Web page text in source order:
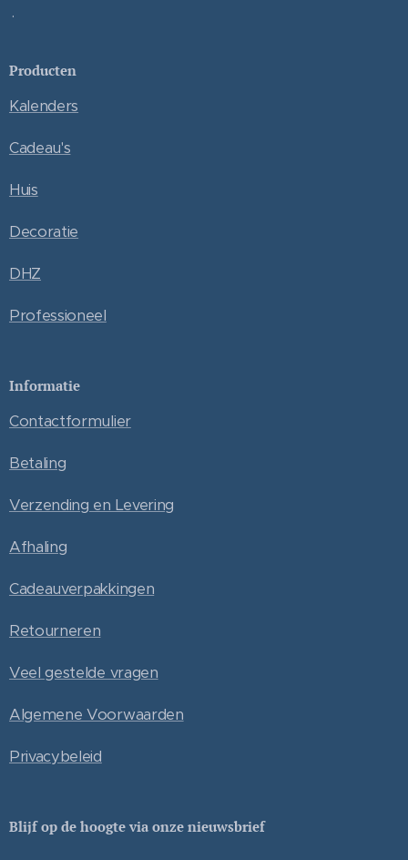
.
Producten
Kalenders
Cadeau's
Huis
Decoratie
DHZ
Professioneel
Informatie
Contactformulier
Betaling
Verzending en Levering
Afhaling
Cadeauverpakkingen
Retourneren
Veel gestelde vragen
Algemene Voorwaarden
Privacybeleid
Blijf op de hoogte via onze nieuwsbrief